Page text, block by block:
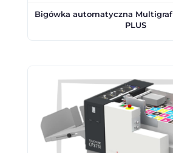
Bigówka automatyczna Multigraf
PLUS